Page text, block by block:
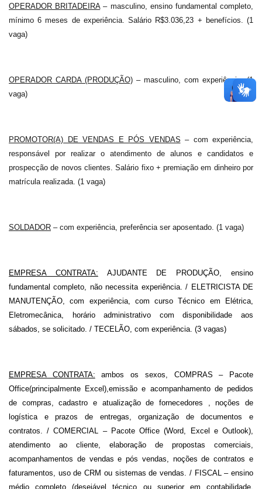
OPERADOR BRITADEIRA– masculino, ensino fundamental completo,
mínimo 6 meses de experiência. Salário R$3.036,23 + benefícios. (1
vaga)
OPERADOR CARDA (PRODUÇÃO) – masculino, com experiência. (1
vaga)
PROMOTOR(A) DE VENDAS E PÓS VENDAS – com experiência,
responsável por realizar o atendimento de alunos e candidatos e
prospecção de novos clientes. Salário fixo + premiação em dinheiro por
matrícula realizada. (1 vaga)
SOLDADOR – com experiência, preferência ser aposentado. (1 vaga)
EMPRESA CONTRATA: AJUDANTE DE PRODUÇÃO , ensino
fundamental completo, não necessita experiência. / ELETRICISTA DE
MANUTENÇÃO , com experiência, com curso Técnico em Elétrica,
Eletromecânica, horário administrativo com disponibilidade aos
sábados, se solicitado. / TECELÃO , com experiência. (3 vagas)
EMPRESA CONTRATA: ambos os sexos, COMPRAS – Pacote
Office(principalmente Excel),emissão e acompanhamento de pedidos
de compras, cadastro e atualização de fornecedores , noções de
logística e prazos de entregas, organização de documentos e
contratos. /COMERCIAL
– Pacote Office (Word, Excel e Outlook),
atendimento ao cliente, elaboração de propostas comerciais,
acompanhamentos de vendas e pós vendas, noções de contratos e
faturamentos, uso de CRM ou sistemas de vendas. / FISCAL – ensino
médio completo (desejável técnico ou superior em contabilidade,